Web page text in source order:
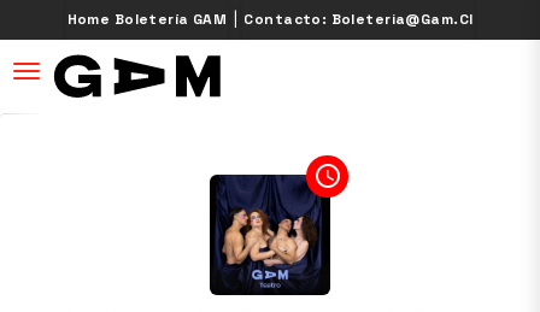
Home Boletería GAM | Contacto: Boleteria@gam.cl
desplegar navegación
access_time